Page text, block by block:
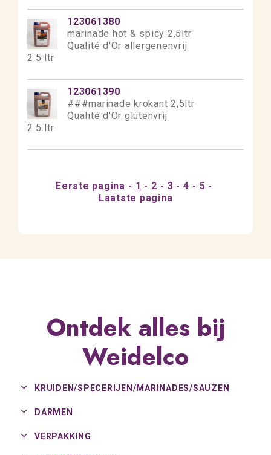
123061380
marinade hot & spicy 2,5ltr
Qualité d'Or allergenenvrij
2.5 ltr
123061390
###marinade krokant 2,5ltr
Qualité d'Or glutenvrij
2.5 ltr
Eerste pagina 1 2 3 4
5
Laatste pagina
Ontdek alles bij
Weidelco
KRUIDEN/SPECERIJEN/MARINADES/SAUZEN
DARMEN
VERPAKKING